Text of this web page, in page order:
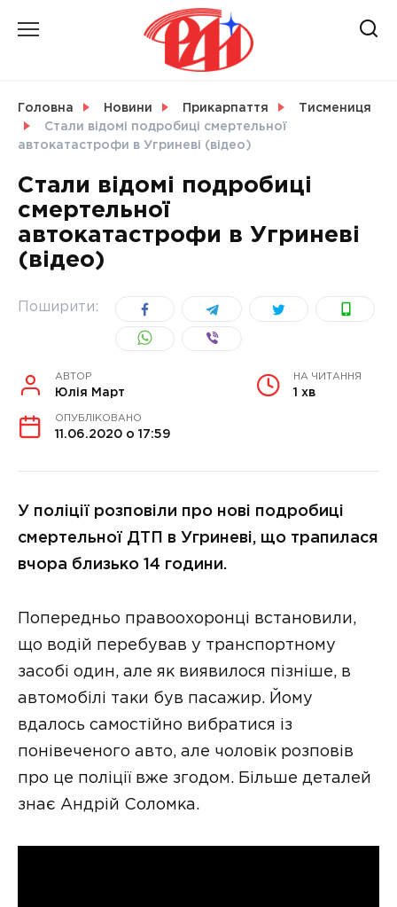
СВІТ
УКРАЇНА
Головна Новини Прикарпаття
Тисмениця
Стали відомі подробиці смертельної
автокатастрофи в Угриневі (відео)
Стали відомі подробиці
смертельної
автокатастрофи в Угриневі
(відео)
Поширити:
АВТОР
Юлія Март
НА ЧИТАННЯ
1 хв
ОПУБЛІКОВАНО
11.06.2020 о 17:59
У поліції розповіли про нові подробиці
смертельної ДТП в Угриневі, що трапилася
вчора близько 14 години.
Попередньо правоохоронці встановили,
що водій перебував у транспортному
засобі один, але як виявилося пізніше, в
автомобілі таки був пасажир. Йому
вдалось самостійно вибратися із
понівеченого авто, але чоловік розповів
про це поліції вже згодом. Більше деталей
знає Андрій Соломка.